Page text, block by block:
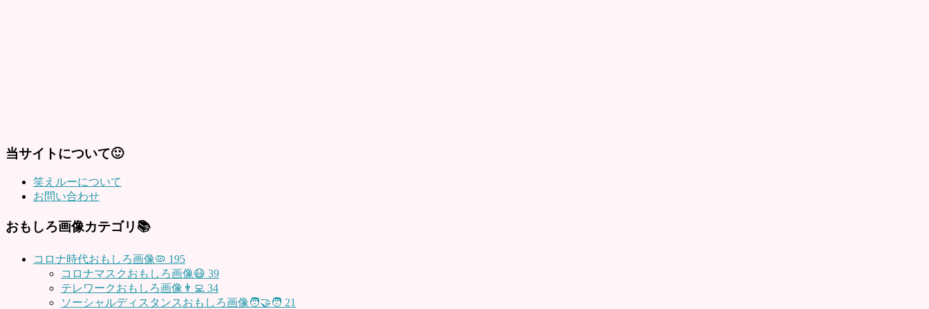
当サイトについて🙂
笑えルーについて
お問い合わせ
おもしろ画像カテゴリ📚
コロナ時代おもしろ画像🦠 195
コロナマスクおもしろ画像😷 39
テレワークおもしろ画像👨‍💻 34
ソーシャルディスタンスおもしろ画像🧑‍🤝‍🧑 21